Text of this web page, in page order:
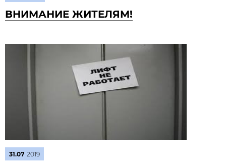
ВНИМАНИЕ ЖИТЕЛЯМ!
31.07 2019